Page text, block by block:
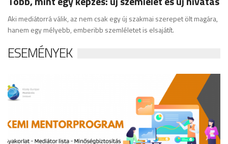
Aki mediátorrá válik, az nem csak egy új szakmai szerepet ölt magára,
hanem egy mélyebb, emberibb szemléletet is elsajátít.
ESEMÉNYEK